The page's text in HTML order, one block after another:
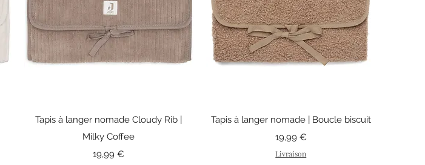
Aperçu rapide
Tapis à langer nomade Cloudy Rib |
Milky Coffee
Prix
19,99 €
Aperçu rapide
Tapis à langer nomade | Boucle biscuit
Prix
19,99 €
Livraison